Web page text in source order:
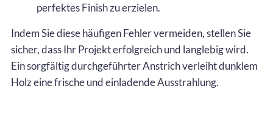
perfektes Finish zu erzielen.
Indem Sie diese häufigen Fehler vermeiden, stellen Sie
sicher, dass Ihr Projekt erfolgreich und langlebig wird.
Ein sorgfältig durchgeführter Anstrich verleiht dunklem
Holz eine frische und einladende Ausstrahlung.